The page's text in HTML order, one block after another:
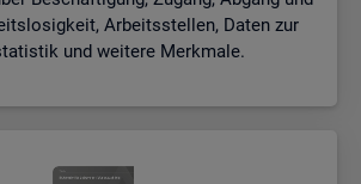
Arbeitsstellen, Daten zur
und weitere Merkmale.